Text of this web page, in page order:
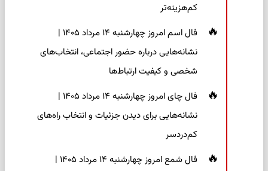
کم‌هزینه‌تر
فال اسم امروز چهارشنبه ۱۴ مرداد ۱۴۰۵ |
نشانه‌هایی درباره حضور اجتماعی، انتخاب‌های
شخصی و کیفیت ارتباط‌ها
فال چای امروز چهارشنبه ۱۴ مرداد ۱۴۰۵ |
نشانه‌هایی برای دیدن جزئیات و انتخاب راه‌های
کم‌دردسر
فال شمع امروز چهارشنبه ۱۴ مرداد ۱۴۰۵ |